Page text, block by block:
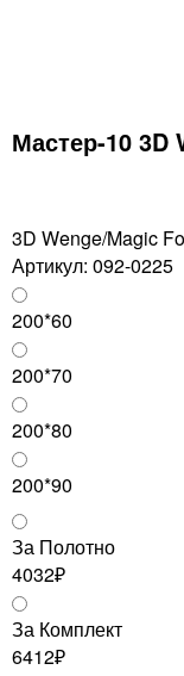
Мастер-10 3D
3D Wenge/Magic
Артикул: 092-0225
200*60
200*70
200*80
200*90
За Полотно
4032₽
За Комплект
6412₽